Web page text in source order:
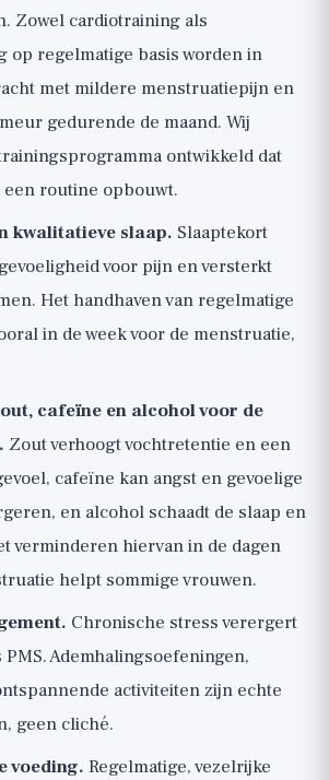
Zowel cardiotraining als
op regelmatige basis worden in
met mildere menstruatiepijn en
gedurende de maand. Wij
ontwikkeld dat
routine opbouwt.
kwalitatieve slaap. Slaaptekort
voor pijn en versterkt
Het handhaven van regelmatige
in de week voor de menstruatie,
cafeïne en alcohol voor de
Zout verhoogt vochtretentie en een
cafeïne kan angst en gevoelige
en alcohol schaadt de slaap en
verminderen hiervan in de dagen
helpt sommige vrouwen.
Chronische stress verergert
Ademhalingsoefeningen,
activiteiten zijn echte
geen cliché.
voeding. Regelmatige, vezelrijke